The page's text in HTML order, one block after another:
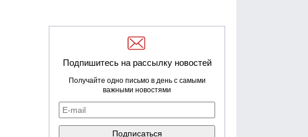
Подпишитесь на рассылку новостей
Получайте одно письмо в день с самыми
важными новостями